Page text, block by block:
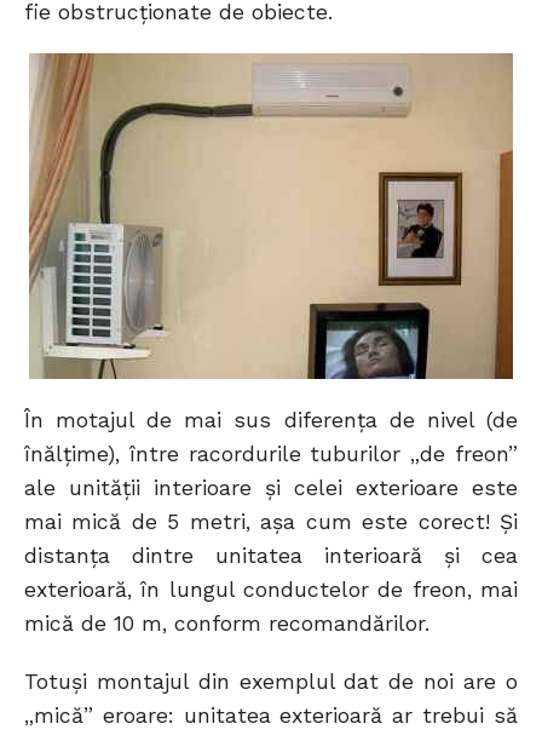
fie obstrucţionate de obiecte.
În motajul de mai sus diferenţa de nivel (de
înălţime), între racordurile tuburilor „de freon”
ale unităţii interioare şi celei exterioare este
mai mică de 5 metri, aşa cum este corect! Şi
distanţa dintre unitatea interioară şi cea
exterioară, în lungul conductelor de freon, mai
mică de 10 m, conform recomandărilor.
Totuşi montajul din exemplul dat de noi are o
„mică” eroare: unitatea exterioară ar trebui să